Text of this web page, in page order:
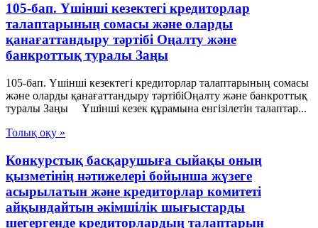
105-бап. Үшінші кезектегі кредиторлар
талаптарының сомасы және оларды
қанағаттандыру тәртібі Оңалту және
банкроттық туралы Заңы
105-бап. Үшінші кезектегі кредиторлар талаптарының сомасы
және оларды қанағаттандыру тәртібіОңалту және банкроттық
туралы Заңы Үшінші кезек құрамына енгізілетін талаптар...
Толық оқу »
Конкурстық басқарушыға сыйақы оның
қызметінің нәтижелері бойынша жүзеге
асырылатын және кредиторлар комитеті
айқындайтын әкімшілік шығыстарды
шегергенде кредиторлардың талаптарын